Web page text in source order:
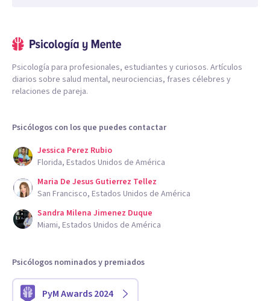
Psicología para profesionales, estudiantes y curiosos. Artículos
diarios sobre salud mental, neurociencias, frases célebres y
relaciones de pareja.
Psicólogos con los que puedes contactar
Jessica Perez Rubio
Florida, Estados Unidos de América
Maria De Jesus Gutierrez Tellez
San Francisco, Estados Unidos de América
Sandra Milena Jimenez Duque
Miami, Estados Unidos de América
Psicólogos nominados y premiados
PyM Awards 2024